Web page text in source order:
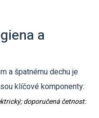
a
a špatnému dechu je
klíčové komponenty:
doporučená četnost: